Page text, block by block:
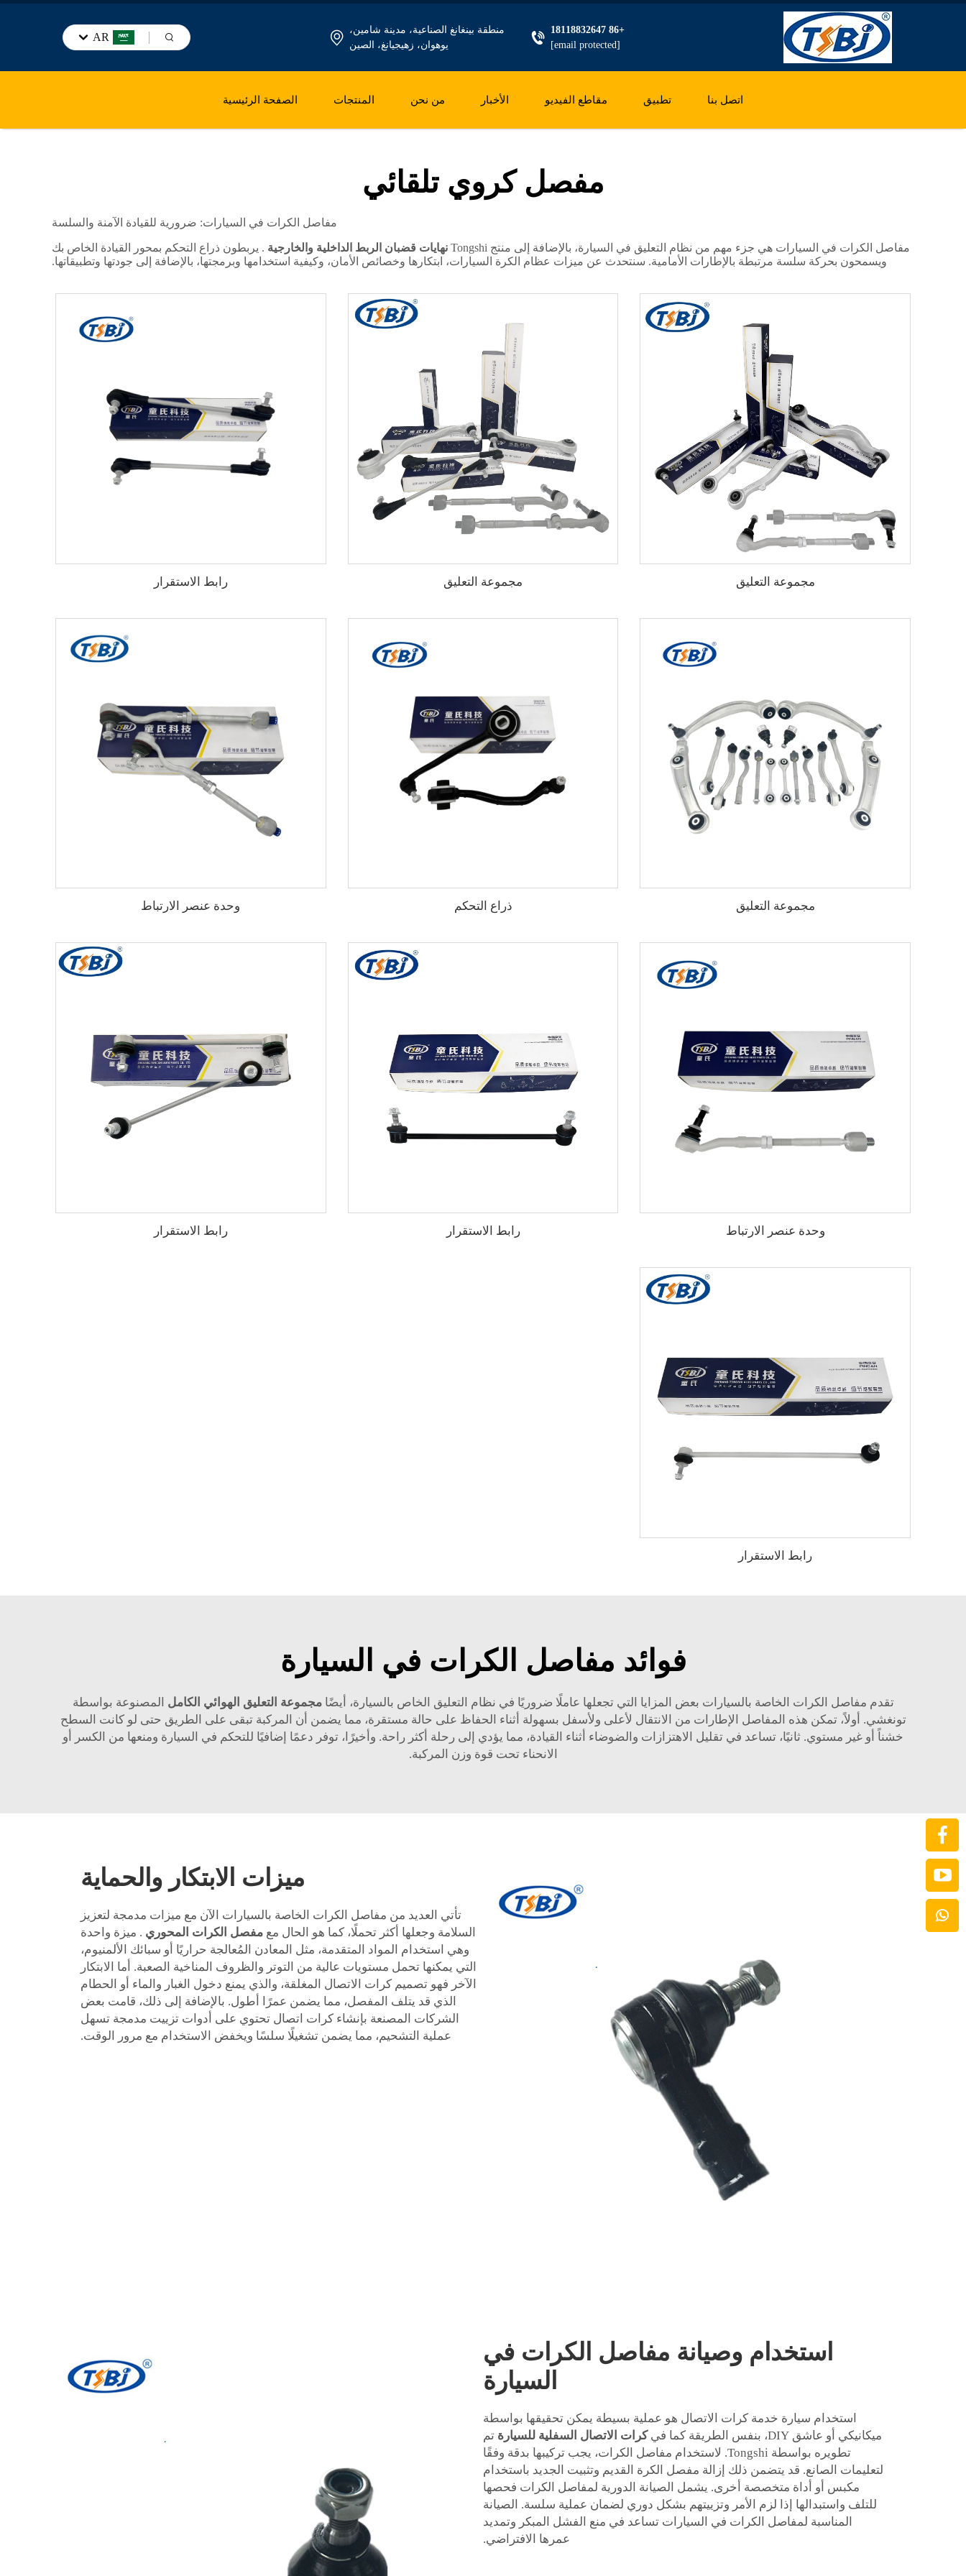
+86 18118832647
[email protected]
منطقة بينغانغ الصناعية، مدينة شامين،
يوهوان، زهيجيانغ، الصين
AR
الصفحة الرئيسية المنتجات من نحن الأخبار مقاطع الفيديو تطبيق اتصل بنا
مفصل كروي تلقائي
مفاصل الكرات في السيارات: ضرورية للقيادة الآمنة والسلسة
مفاصل الكرات في السيارات هي جزء مهم من نظام التعليق في السيارة، بالإضافة إلى منتج Tongshi نهايات قضبان الربط الداخلية والخارجية . يربطون ذراع التحكم بمحور القيادة الخاص بك
ويسمحون بحركة سلسة مرتبطة بالإطارات الأمامية. سنتحدث عن ميزات عظام الكرة السيارات، ابتكارها وخصائص الأمان، وكيفية استخدامها وبرمجتها، بالإضافة إلى جودتها وتطبيقاتها.
مجموعة التعليق مجموعة التعليق رابط الاستقرار
مجموعة التعليق ذراع التحكم وحدة عنصر الارتباط
وحدة عنصر الارتباط رابط الاستقرار رابط الاستقرار
رابط الاستقرار
فوائد مفاصل الكرات في السيارة
تقدم مفاصل الكرات الخاصة بالسيارات بعض المزايا التي تجعلها عاملًا ضروريًا في نظام التعليق الخاص بالسيارة، أيضًامجموعة التعليق الهوائي الكامل المصنوعة بواسطة
تونغشي. أولاً، تمكن هذه المفاصل الإطارات من الانتقال لأعلى ولأسفل بسهولة أثناء الحفاظ على حالة مستقرة، مما يضمن أن المركبة تبقى على الطريق حتى لو كانت السطح
خشناً أو غير مستوي. ثانيًا، تساعد في تقليل الاهتزازات والضوضاء أثناء القيادة، مما يؤدي إلى رحلة أكثر راحة. وأخيرًا، توفر دعمًا إضافيًا للتحكم في السيارة ومنعها من الكسر أو
الانحناء تحت قوة وزن المركبة.
ميزات الابتكار والحماية
تأتي العديد من مفاصل الكرات الخاصة بالسيارات الآن مع ميزات مدمجة لتعزيز
السلامة وجعلها أكثر تحملًا، كما هو الحال مع مفصل الكرات المحوري . ميزة واحدة
وهي استخدام المواد المتقدمة، مثل المعادن المُعالجة حراريًا أو سبائك الألمنيوم،
التي يمكنها تحمل مستويات عالية من التوتر والظروف المناخية الصعبة. أما الابتكار
الآخر فهو تصميم كرات الاتصال المغلقة، والذي يمنع دخول الغبار والماء أو الحطام
الذي قد يتلف المفصل، مما يضمن عمرًا أطول. بالإضافة إلى ذلك، قامت بعض
الشركات المصنعة بإنشاء كرات اتصال تحتوي على أدوات تزييت مدمجة تسهل
عملية التشحيم، مما يضمن تشغيلًا سلسًا ويخفض الاستخدام مع مرور الوقت.
استخدام وصيانة مفاصل الكرات في
السيارة
استخدام سيارة خدمة كرات الاتصال هو عملية بسيطة يمكن تحقيقها بواسطة
ميكانيكي أو عاشق DIY، بنفس الطريقة كما في
كرات الاتصال السفلية للسيارة تم
تطويره بواسطة Tongshi. لاستخدام مفاصل الكرات، يجب تركيبها بدقة وفقًا
لتعليمات الصانع. قد يتضمن ذلك إزالة مفصل الكرة القديم وتثبيت الجديد باستخدام
مكبس أو أداة متخصصة أخرى. يشمل الصيانة الدورية لمفاصل الكرات فحصها
للتلف واستبدالها إذا لزم الأمر وتزييتهم بشكل دوري لضمان عملية سلسة. الصيانة
المناسبة لمفاصل الكرات في السيارات تساعد في منع الفشل المبكر وتمديد
عمرها الافتراضي.